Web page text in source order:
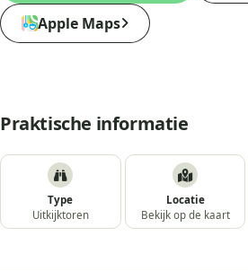
Apple Maps
Praktische informatie
Type
Uitkijktoren
Locatie
Bekijk op de kaart